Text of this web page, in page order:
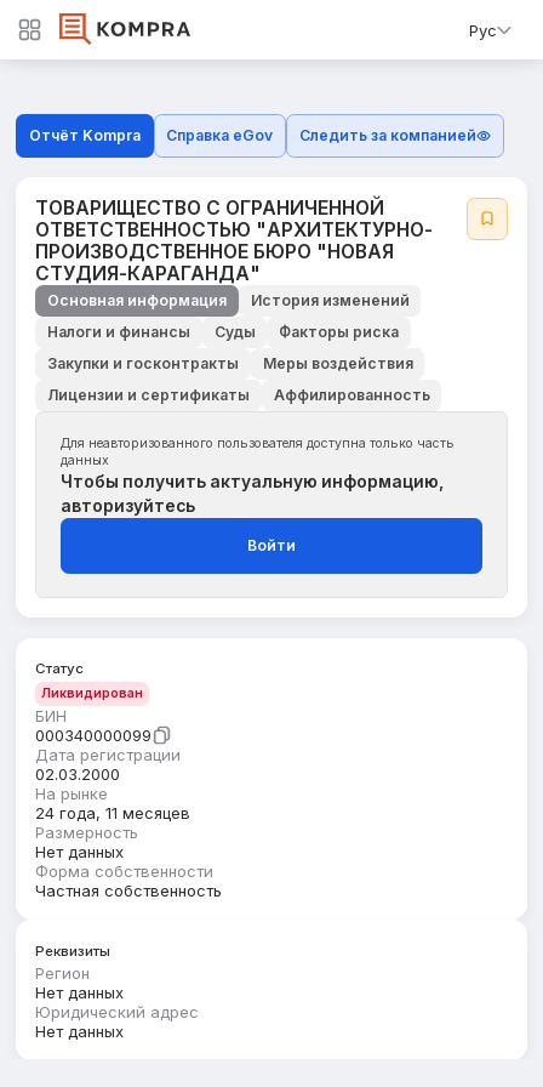
Рус
Отчёт Kompra Справка eGov Следить за компанией
ТОВАРИЩЕСТВО С ОГРАНИЧЕННОЙ
ОТВЕТСТВЕННОСТЬЮ "АРХИТЕКТУРНО-
ПРОИЗВОДСТВЕННОЕ БЮРО "НОВАЯ
СТУДИЯ-КАРАГАНДА"
Основная информация
История изменений
Налоги и финансы
Суды
Факторы риска
Закупки и госконтракты
Меры воздействия
Лицензии и сертификаты
Аффилированность
Для неавторизованного пользователя доступна только часть
данных
Чтобы получить актуальную информацию,
авторизуйтесь
Войти
Статус
Ликвидирован
БИН
000340000099
Дата регистрации
02.03.2000
На рынке
24 года, 11 месяцев
Размерность
Нет данных
Форма собственности
Частная собственность
Реквизиты
Регион
Нет данных
Юридический адрес
Нет данных